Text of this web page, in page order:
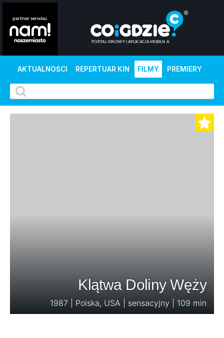
AKTUALNOŚCI REPERTUAR KIN FILMY PREMIERY
Klątwa Doliny Węży
1987 | Polska, USA | sensacyjny | 109 min